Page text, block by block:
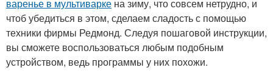
варенье в мультиварке на зиму, что совсем нетрудно, и
чтоб убедиться в этом, сделаем сладость с помощью
техники фирмы Редмонд. Следуя пошаговой инструкции,
вы сможете воспользоваться любым подобным
устройством, ведь программы у них похожи.